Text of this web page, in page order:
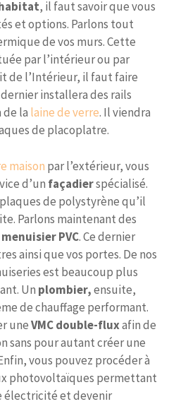
, il faut savoir que vous
et options. Parlons tout
de vos murs. Cette
par l’intérieur ou par
de l’Intérieur, il faut faire
dernier installera des rails
la laine de verre. Il viendra
de placoplatre.
maison par l’extérieur, vous
d’un façadierspécialisé.
de polystyrène qu’il
Parlons maintenant des
menuisier PVC. Ce dernier
ainsi que vos portes. De nos
est beaucoup plus
Un plombier,ensuite,
de chauffage performant.
uneVMC double-fluxafin de
sans pour autant créer une
vous pouvez procéder à
photovoltaïques permettant
électricité et devenir